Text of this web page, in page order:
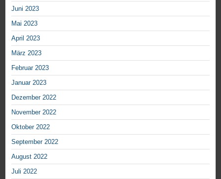
Juni 2023
Mai 2023
April 2023
März 2023
Februar 2023
Januar 2023
Dezember 2022
November 2022
Oktober 2022
September 2022
August 2022
Juli 2022